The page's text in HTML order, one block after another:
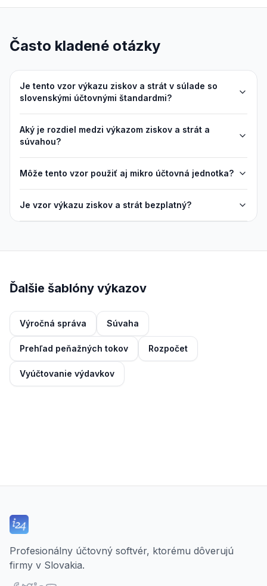
Často kladené otázky
Je tento vzor výkazu ziskov a strát v súlade so
slovenskými účtovnými štandardmi?
Aký je rozdiel medzi výkazom ziskov a strát a
súvahou?
Môže tento vzor použiť aj mikro účtovná jednotka?
Je vzor výkazu ziskov a strát bezplatný?
Ďalšie šablóny výkazov
Výročná správa Súvaha
Prehľad peňažných tokov Rozpočet
Vyúčtovanie výdavkov
Profesionálny účtovný softvér, ktorému dôverujú
firmy v Slovakia.